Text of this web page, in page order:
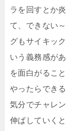
ラを回すとか
て、できない
グもサイキッ
いう義務感が
を面白がるこ
やったらでき
気分でチャレ
伸ばしていく